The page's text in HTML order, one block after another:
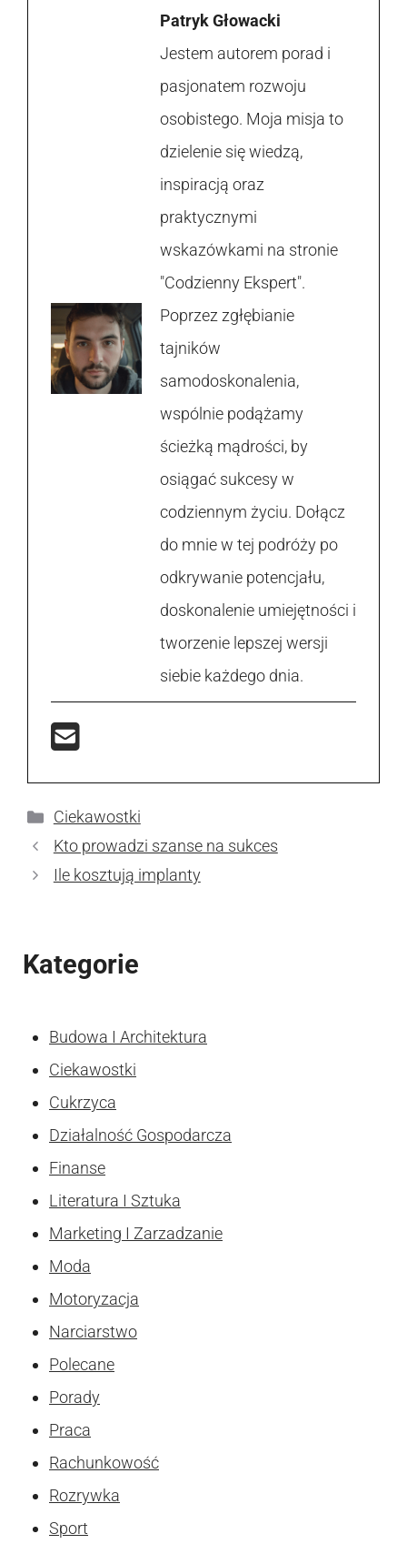
Patryk Głowacki
Jestem autorem porad i
pasjonatem rozwoju
osobistego. Moja misja to
dzielenie się wiedzą,
inspiracją oraz
praktycznymi
wskazówkami na stronie
"Codzienny Ekspert".
Poprzez zgłębianie
tajników
samodoskonalenia,
wspólnie podążamy
ścieżką mądrości, by
osiągać sukcesy w
codziennym życiu. Dołącz
do mnie w tej podróży po
odkrywanie potencjału,
doskonalenie umiejętności i
tworzenie lepszej wersji
siebie każdego dnia.
Kategorie
Ciekawostki
Kto prowadzi szanse na sukces
Ile kosztują implanty
Kategorie
Budowa I Architektura
Ciekawostki
Cukrzyca
Działalność Gospodarcza
Finanse
Literatura I Sztuka
Marketing I Zarzadzanie
Moda
Motoryzacja
Narciarstwo
Polecane
Porady
Praca
Rachunkowość
Rozrywka
Sport